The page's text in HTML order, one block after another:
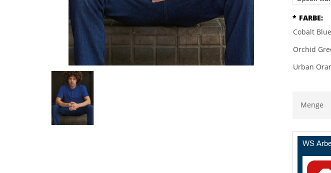
* FARBE:
Cobalt Blue
Orchid
Urban
Menge